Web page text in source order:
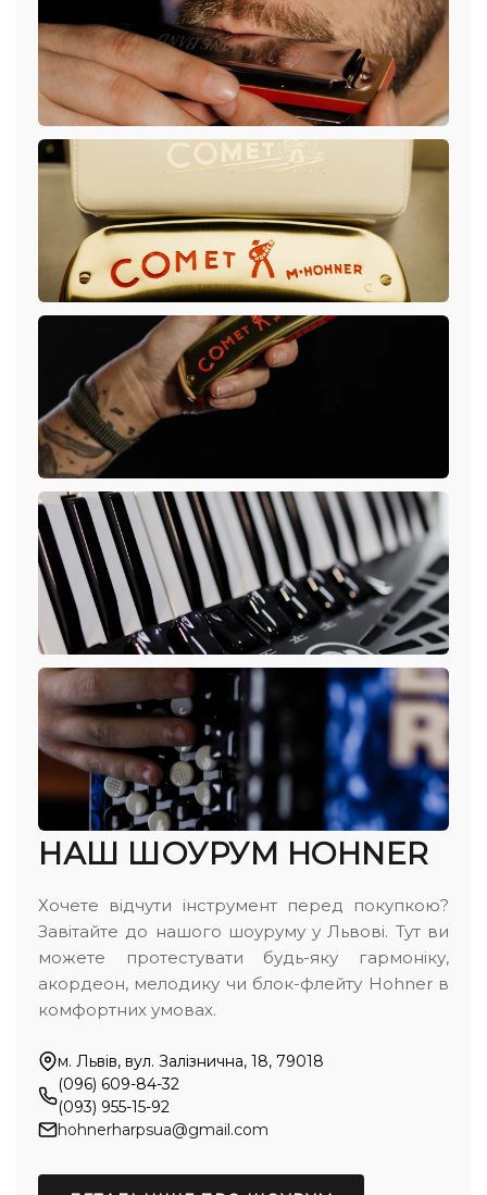
НАШ ШОУРУМ HOHNER
Хочете відчути інструмент перед покупкою?
Завітайте до нашого шоуруму у Львові. Тут ви
можете протестувати будь-яку гармоніку,
акордеон, мелодику чи блок-флейту Hohner в
комфортних умовах.
м. Львів, вул. Залізнична, 18, 79018
(096) 609-84-32
(093) 955-15-92
hohnerharpsua@gmail.com